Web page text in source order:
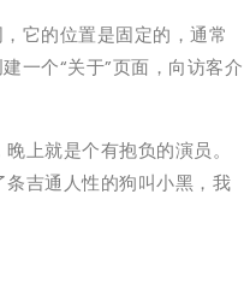
它的位置是固定的，通常
一个“关于”页面，向访客介
上就是个有抱负的演员。
吉通人性的狗叫小黑，我